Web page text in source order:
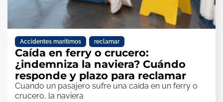
Accidentes marítimos reclamar
Caída en ferry o crucero:
¿indemniza la naviera? Cuándo
responde y plazo para reclamar
Cuando un pasajero sufre una caída en un ferry o
crucero, la naviera